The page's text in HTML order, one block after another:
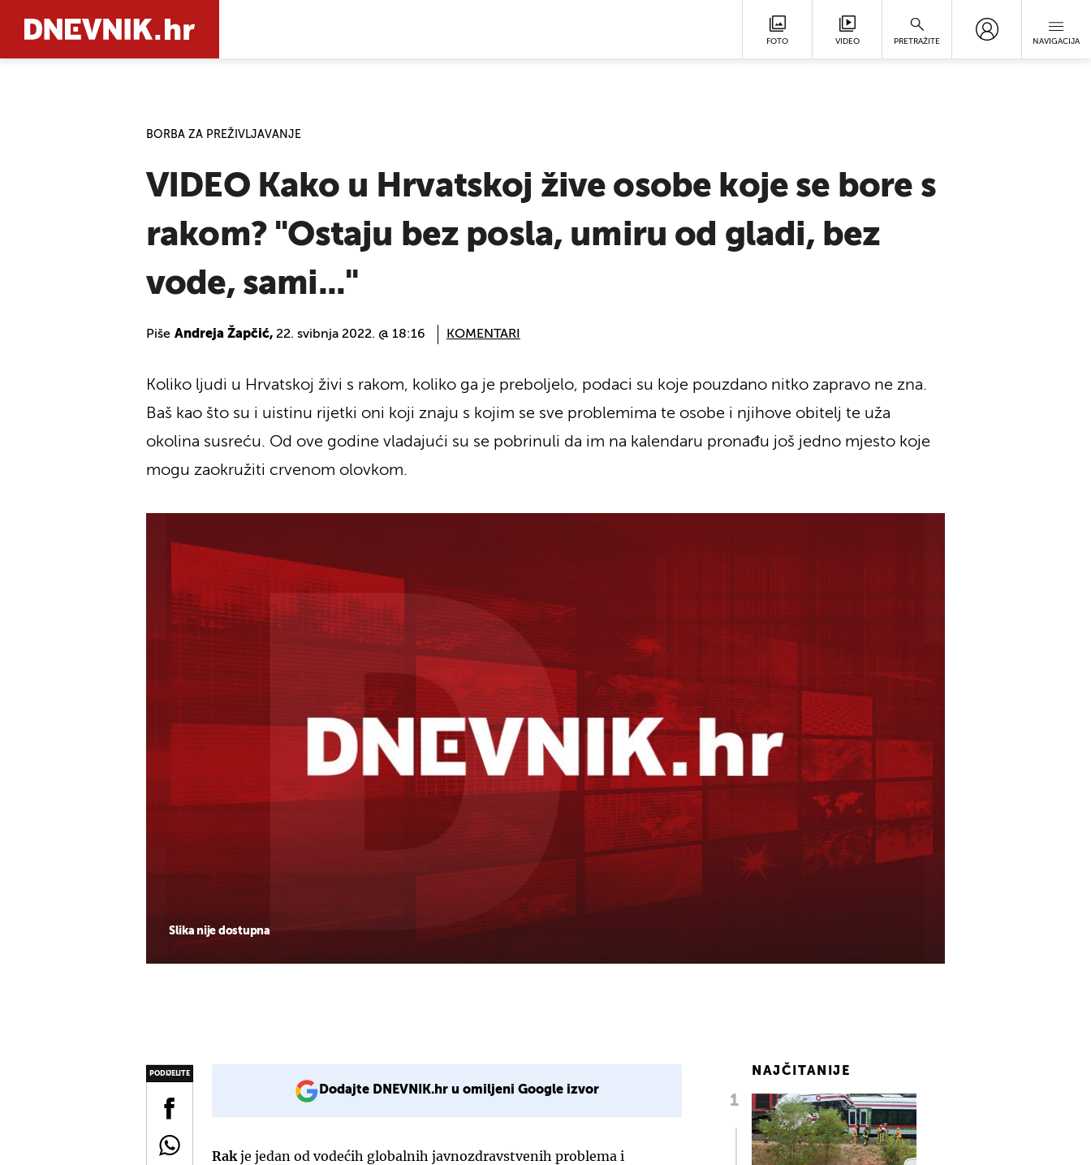
FOTO VIDEO PRETRAŽITE NAVIGACIJA
BORBA ZA PREŽIVLJAVANJE
VIDEO Kako u Hrvatskoj žive osobe koje se bore s
rakom? ''Ostaju bez posla, umiru od gladi, bez
vode, sami...''
Piše Andreja Žapčić, 22. svibnja 2022. @ 18:16 KOMENTARI
Slika nije dostupna
Koliko ljudi u Hrvatskoj živi s rakom, koliko ga je preboljelo, podaci su koje pouzdano nitko zapravo ne zna.
Baš kao što su i uistinu rijetki oni koji znaju s kojim se sve problemima te osobe i njihove obitelj te uža
okolina susreću. Od ove godine vladajući su se pobrinuli da im na kalendaru pronađu još jedno mjesto koje
mogu zaokružiti crvenom olovkom.
PODIJELITE
Dodajte DNEVNIK.hr u omiljeni Google izvor
Rak je jedan od vodećih globalnih javnozdravstvenih problema i
NAJČITANIJE